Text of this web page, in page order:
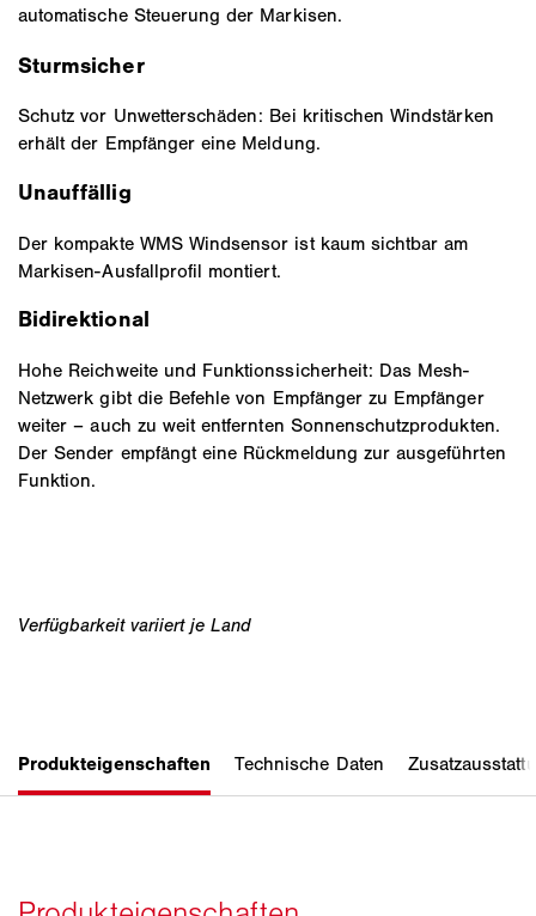
automatische Steuerung der Markisen.
Sturmsicher
Schutz vor Unwetterschäden: Bei kritischen Windstärken
erhält der Empfänger eine Meldung.
Unauffällig
Der kompakte WMS Windsensor ist kaum sichtbar am
Markisen-Ausfallprofil montiert.
Bidirektional
Hohe Reichweite und Funktionssicherheit: Das Mesh-
Netzwerk gibt die Befehle von Empfänger zu Empfänger
weiter – auch zu weit entfernten Sonnenschutzprodukten.
Der Sender empfängt eine Rückmeldung zur ausgeführten
Funktion.